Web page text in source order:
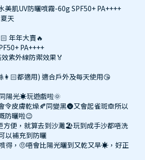
肌UV防曬噴霧-60g SPF50+ PA++++
天
年年大賣🔥
PA++++
效紫外線防禦效果🏅
絲👩🏻都適用) 適合戶外及每天使用😘
陽光☀️玩遊戲啦🌞
令皮膚乾燥🍂同變黑🌚又會起雀斑🙈所以
防曬啦😉
方便，就算去到沙灘🏖️玩到成手沙都唔洗
以補充到防曬
得，🤨唔會比陽光曬到又乾又旱☀️，好正